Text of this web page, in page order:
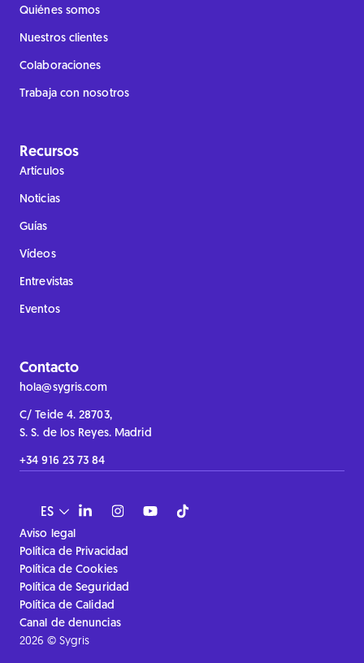
Quiénes somos
Nuestros clientes
Colaboraciones
Trabaja con nosotros
Recursos
Artículos
Noticias
Guías
Vídeos
Entrevistas
Eventos
Contacto
hola@sygris.com
C/ Teide 4. 28703,
S. S. de los Reyes. Madrid
+34 916 23 73 84
2026 © Sygris
Aviso legal
Política de Privacidad
Política de Cookies
Política de Seguridad
Política de Calidad
Canal de denuncias
ES